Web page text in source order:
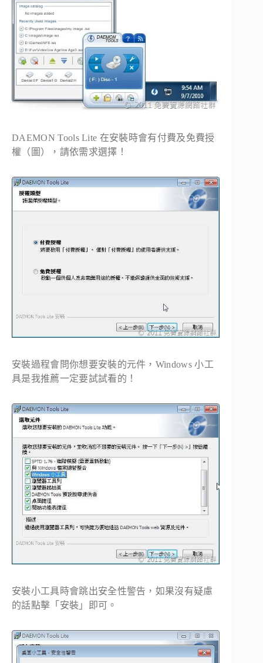
DAEMON Tools Lite 在安裝時會有付費及免費授
權（圖），請依需求選擇！
安裝過程會問你想要安裝的元件，Windows 小工
具是我推薦一定要試試看的！
安裝小工具時會跳出安全性警告，如果沒有疑慮
的話點擊「安裝」即可。